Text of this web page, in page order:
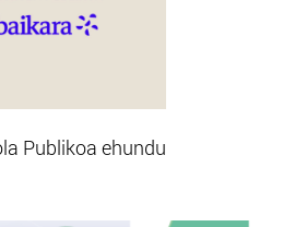
Publikoa ehundu